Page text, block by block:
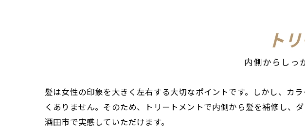
ト
内側からしっ
髪は女性の印象を大きく左右する大切なポイントです。しかし、カ
くありません。そのため、トリートメントで内側から髪を補修し、
酒田市で実感していただけます。